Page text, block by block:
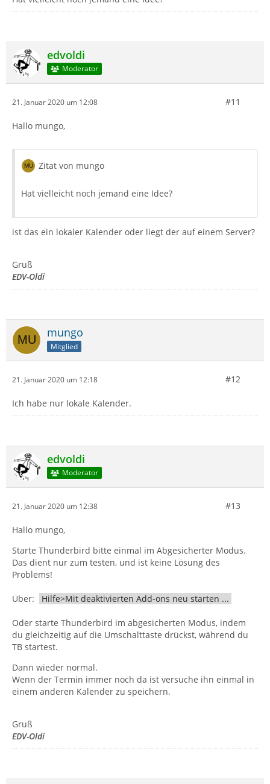
edvoldi
Moderator
21. Januar 2020 um 12:08 #11
Hallo mungo,
Zitat von mungo
Hat vielleicht noch jemand eine Idee?
ist das ein lokaler Kalender oder liegt der auf einem Server?
Gruß
EDV-Oldi
mungo
Mitglied
21. Januar 2020 um 12:18 #12
Ich habe nur lokale Kalender.
edvoldi
Moderator
21. Januar 2020 um 12:38 #13
Hallo mungo,
Starte Thunderbird bitte einmal im Abgesicherter Modus.
Das dient nur zum testen, und ist keine Lösung des
Problems!
Über: Hilfe>Mit deaktivierten Add-ons neu starten ...
Oder starte Thunderbird im abgesicherten Modus, indem
du gleichzeitig auf die Umschalttaste drückst, während du
TB startest.
Dann wieder normal.
Wenn der Termin immer noch da ist versuche ihn einmal in
einem anderen Kalender zu speichern.
Gruß
EDV-Oldi